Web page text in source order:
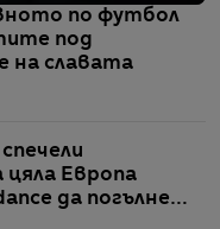
по футбол
под
на славата
цяла Европа
да погълне